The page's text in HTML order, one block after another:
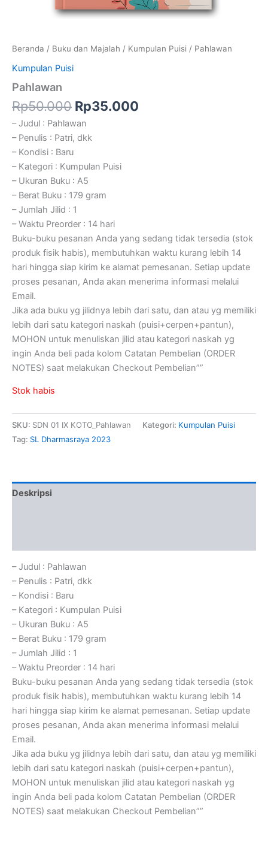
Beranda / Buku dan Majalah / Kumpulan Puisi / Pahlawan
Kumpulan Puisi
Pahlawan
Rp50.000 Rp35.000
– Judul : Pahlawan
– Penulis : Patri, dkk
– Kondisi : Baru
– Kategori : Kumpulan Puisi
– Ukuran Buku : A5
– Berat Buku : 179 gram
– Jumlah Jilid : 1
– Waktu Preorder : 14 hari
Buku-buku pesanan Anda yang sedang tidak tersedia (stok
produk fisik habis), membutuhkan waktu kurang lebih 14
hari hingga siap kirim ke alamat pemesanan. Setiap update
proses pesanan, Anda akan menerima informasi melalui
Email.
Jika ada buku yg jilidnya lebih dari satu, dan atau yg memiliki
lebih dari satu kategori naskah (puisi+cerpen+pantun),
MOHON untuk menuliskan jilid atau kategori naskah yg
ingin Anda beli pada kolom Catatan Pembelian (ORDER
NOTES) saat melakukan Checkout Pembelian””
Stok habis
SKU: SDN 01 IX KOTO_Pahlawan Kategori: Kumpulan Puisi
Tag: SL Dharmasraya 2023
Deskripsi
– Judul : Pahlawan
– Penulis : Patri, dkk
– Kondisi : Baru
– Kategori : Kumpulan Puisi
– Ukuran Buku : A5
– Berat Buku : 179 gram
– Jumlah Jilid : 1
– Waktu Preorder : 14 hari
Buku-buku pesanan Anda yang sedang tidak tersedia (stok
produk fisik habis), membutuhkan waktu kurang lebih 14
hari hingga siap kirim ke alamat pemesanan. Setiap update
proses pesanan, Anda akan menerima informasi melalui
Email.
Jika ada buku yg jilidnya lebih dari satu, dan atau yg memiliki
lebih dari satu kategori naskah (puisi+cerpen+pantun),
MOHON untuk menuliskan jilid atau kategori naskah yg
ingin Anda beli pada kolom Catatan Pembelian (ORDER
NOTES) saat melakukan Checkout Pembelian””